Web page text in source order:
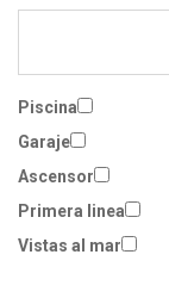
Piscina
Garaje
Ascensor
Primera linea
Vistas al mar